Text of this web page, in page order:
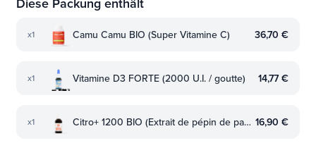
x1 Camu Camu BIO (Super Vitamine C) 36,70 €
x1 Vitamine D3 FORTE (2000 U.I. / goutte) 14,77 €
x1 Citro+ 1200 BIO (Extrait de pépin de pamplemousse) 16,90 €